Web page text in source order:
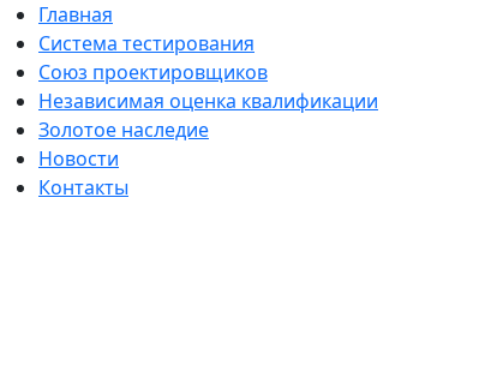
Главная
Система тестирования
Союз проектировщиков
Независимая оценка квалификации
Золотое наследие
Новости
Контакты